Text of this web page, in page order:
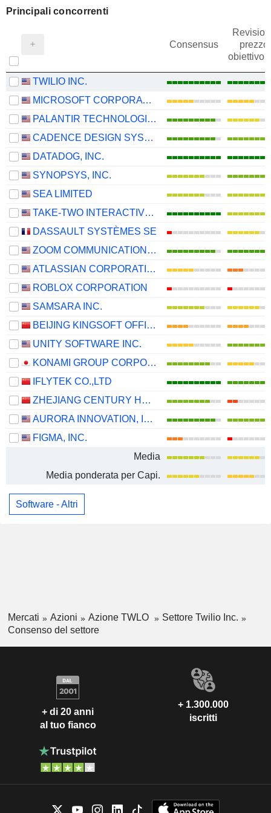
Principali concorrenti
Consensus
prezzo
obiettivo
TWILIO INC.
MICROSOFT CORPORATION
PALANTIR TECHNOLOGIES INC.
CADENCE DESIGN SYSTEMS, INC.
DATADOG, INC.
SYNOPSYS, INC.
SEA LIMITED
TAKE-TWO INTERACTIVE SOFTWARE, INC.
DASSAULT SYSTÈMES SE
ZOOM COMMUNICATIONS, INC.
ATLASSIAN CORPORATION
ROBLOX CORPORATION
SAMSARA INC.
BEIJING KINGSOFT OFFICE SOFTWARE, INC.
UNITY SOFTWARE INC.
KONAMI GROUP CORPORATION
IFLYTEK CO.,LTD
ZHEJIANG CENTURY HUATONG GROUP CO.,LTD
AURORA INNOVATION, INC.
FIGMA, INC.
Media
Media ponderata per Capi.
Software - Altri
Mercati Azioni Azione TWLO
Settore Twilio Inc.
Consenso del settore
+ di 20 anni
al tuo fianco
+ 1.300.000
iscritti